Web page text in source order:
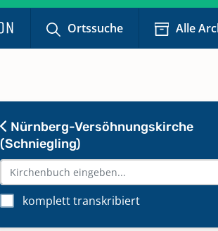
Ortssuche Alle
Nürnberg-Versöhnungskirche
(Schniegling)
komplett transkribiert
Bestattungen 1922 - 1941
Bestattungen 1970 - 2018
Kirchenaustritte 2002 - 2015
Keine verfügbaren Digitalisate